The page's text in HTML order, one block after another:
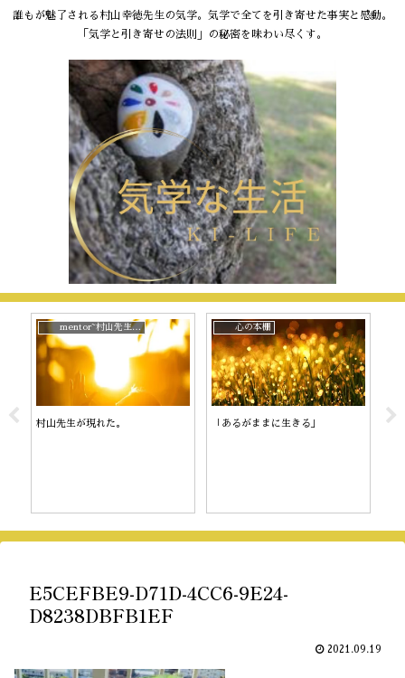
誰もが魅了される村山幸徳先生の気学。気学で全てを引き寄せた事実と感動。
「気学と引き寄せの法則」の秘密を味わい尽くす。
mentor~村山先生と。
村山先生が現れた。
心の本棚
「あるがままに生きる」 陰
E5CEFBE9-D71D-4CC6-9E24-
D8238DBFB1EF
2021.09.19